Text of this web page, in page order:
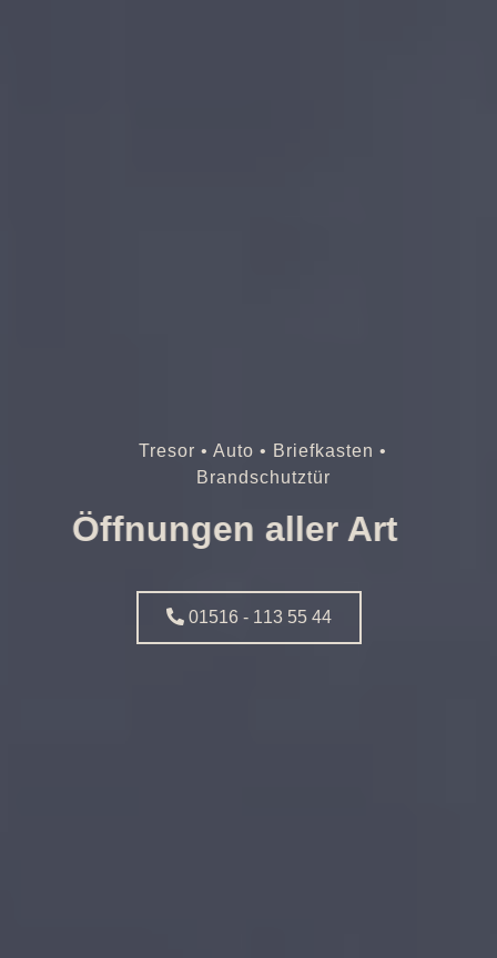
Tresor • Auto • Briefkasten •
Brandschutztür
Öffnungen aller Art
01516 - 113 55 44